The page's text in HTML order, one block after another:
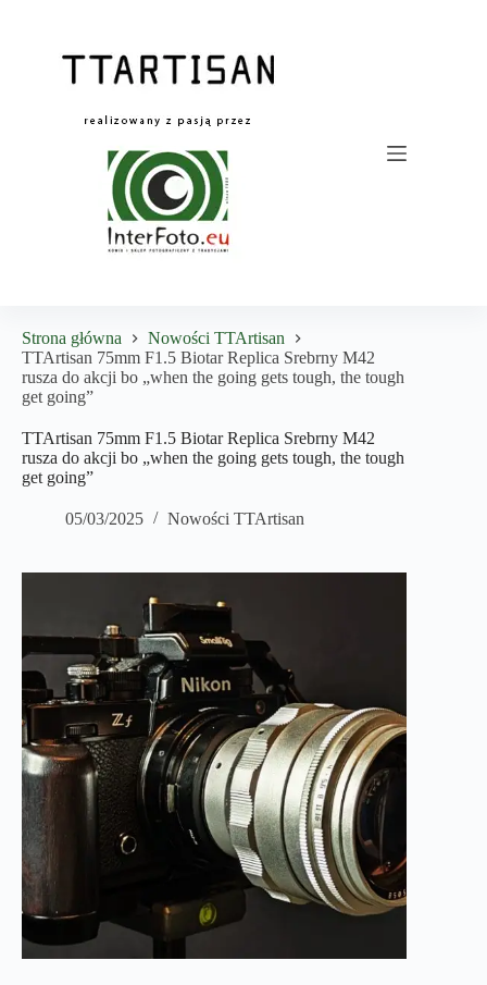
Strona główna
Nowości TTArtisan
TTArtisan 75mm F1.5 Biotar Replica Srebrny M42
rusza do akcji bo „when the going gets tough, the tough
get going”
TTArtisan 75mm F1.5 Biotar Replica Srebrny M42
rusza do akcji bo „when the going gets tough, the tough
get going”
05/03/2025 Nowości TTArtisan